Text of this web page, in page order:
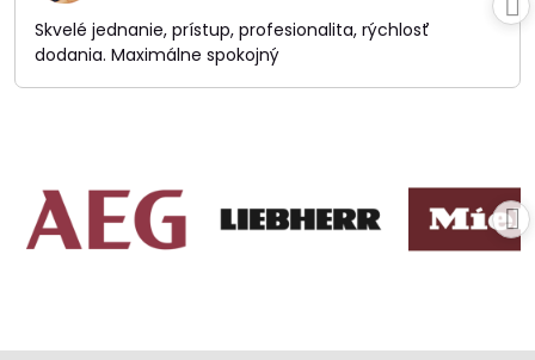
/
5
Skvelé jednanie, prístup, profesionalita, rýchlosť
dodania. Maximálne spokojný